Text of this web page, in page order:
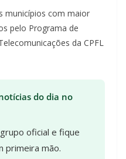
municípios com maior
pelo Programa de
da CPFL
do dia no
oficial e fique
primeira mão.